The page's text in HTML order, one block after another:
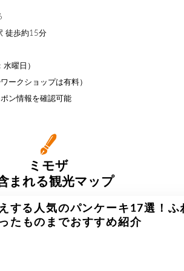
徒歩約15分
曜日）
ークショップは有料）
ン情報を確認可能
ミモザ
まれる観光マップ
する人気のパンケーキ17選！ふ
たものまでおすすめ紹介